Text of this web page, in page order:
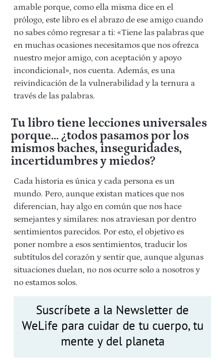
amable porque, como ella misma dice en el
prólogo, este libro es el abrazo de ese amigo cuando
no sabes cómo regresar a ti: «Tiene las palabras que
en muchas ocasiones necesitamos que nos ofrezca
nuestro mejor amigo, con aceptación y apoyo
incondicional», nos cuenta. Además, es una
reivindicación de la vulnerabilidad y la ternura a
través de las palabras.
Tu libro tiene lecciones universales
porque… ¿todos pasamos por los
mismos baches, inseguridades,
incertidumbres y miedos?
Cada historia es única y cada persona es un
mundo. Pero, aunque existan matices que nos
diferencian, hay algo en común que nos hace
semejantes y similares: nos atraviesan por dentro
sentimientos parecidos. Por esto, el objetivo es
poner nombre a esos sentimientos, traducir los
subtítulos del corazón y sentir que, aunque algunas
situaciones duelan, no nos ocurre solo a nosotros y
no estamos solos.
Suscríbete a la Newsletter de
WeLife para cuidar de tu cuerpo, tu
mente y del planeta